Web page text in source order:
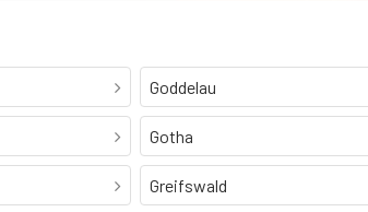
Goddelau
Gotha
Greifswald